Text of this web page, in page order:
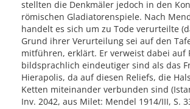
stellten die Denkmäler jedoch in den
römischen Gladiatorenspiele. Nach
handelt es sich um zu Tode verurteilte
Grund ihrer Verurteilung sei auf den
mitführen, erklärt. Er verweist dabei auf
bildsprachlich eindeutiger sind als das
Hierapolis, da auf diesen Reliefs, die
Ketten miteinander verbunden sind
Inv. 2042, aus Milet: Mendel 1914/III, S.